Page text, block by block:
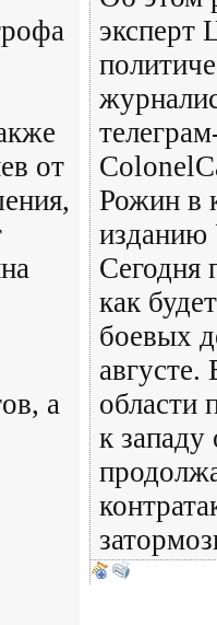
от
а
эксперт
Рожин в
изданию
Сегодня
как
боевых
области
к